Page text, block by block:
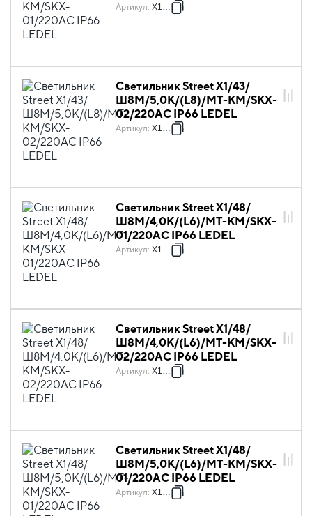
Артикул: X1085
Светильник Street X1/43/
Ш8M/5,0К/(L8)/MT-KM/SKX-
02/220AC IP66 LEDEL
Артикул: X1086
Светильник Street X1/48/
Ш8M/4,0К/(L6)/MT-КМ/SKX-
01/220AC IP66 LEDEL
Артикул: X1089
Светильник Street X1/48/
Ш8M/4,0К/(L6)/MT-KM/SKX-
02/220AC IP66 LEDEL
Артикул: X1090
Светильник Street X1/48/
Ш8M/5,0К/(L6)/MT-КМ/SKX-
01/220AC IP66 LEDEL
Артикул: X1093